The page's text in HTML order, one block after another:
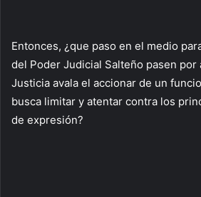
Entonces, ¿que paso en el medio
del Poder Judicial Salteño pasen por
Justicia avala el accionar de un
busca limitar y atentar contra los
de expresión?